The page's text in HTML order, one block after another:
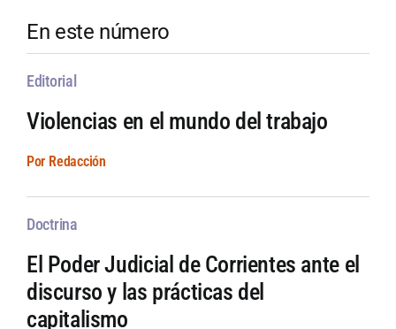
En este número
Editorial
Violencias en el mundo del trabajo
Por Redacción
Doctrina
El Poder Judicial de Corrientes ante el
discurso y las prácticas del
capitalismo